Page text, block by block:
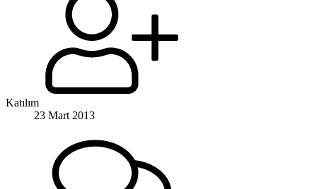
Katılım
23 Mart 2013